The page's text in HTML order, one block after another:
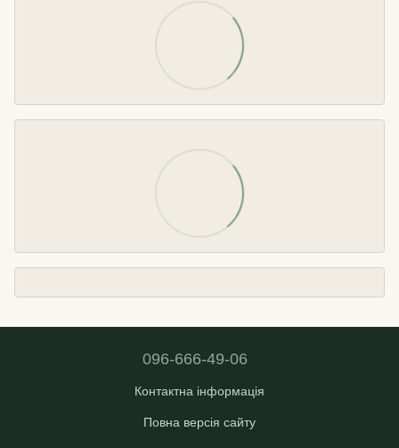
096-666-49-06
Контактна інформація
Повна версія сайту